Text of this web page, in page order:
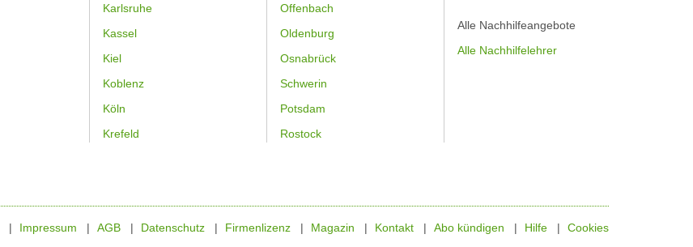
Karlsruhe
Kassel
Kiel
Koblenz
Köln
Krefeld
Offenbach
Oldenburg
Osnabrück
Schwerin
Potsdam
Rostock
Alle Nachhilfeangebote
Alle Nachhilfelehrer
Impressum AGB Datenschutz Firmenlizenz Magazin Kontakt Abo kündigen Hilfe Cookies